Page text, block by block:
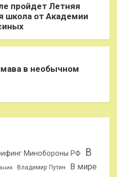
пройдет Летняя
школа от Академии
в необычном
Минобороны РФ
В
Владимир Путин В мире